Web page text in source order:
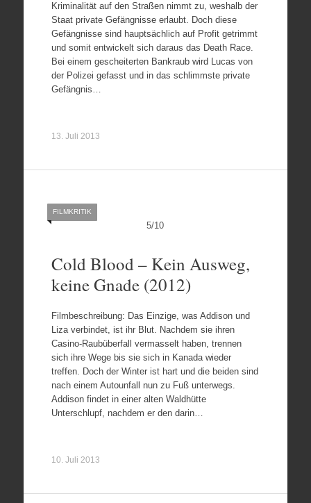
Kriminalität auf den Straßen nimmt zu, weshalb der
Staat private Gefängnisse erlaubt. Doch diese
Gefängnisse sind hauptsächlich auf Profit getrimmt
und somit entwickelt sich daraus das Death Race.
Bei einem gescheiterten Bankraub wird Lucas von
der Polizei gefasst und in das schlimmste private
Gefängnis…
13. Juli 2013
5/10
FILMKRITIK
Cold Blood – Kein Ausweg,
keine Gnade (2012)
Filmbeschreibung: Das Einzige, was Addison und
Liza verbindet, ist ihr Blut. Nachdem sie ihren
Casino-Raubüberfall vermasselt haben, trennen
sich ihre Wege bis sie sich in Kanada wieder
treffen. Doch der Winter ist hart und die beiden sind
nach einem Autounfall nun zu Fuß unterwegs.
Addison findet in einer alten Waldhütte
Unterschlupf, nachdem er den darin…
10. Juli 2013